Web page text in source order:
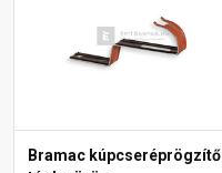
Bramac kúpcseréprögzítő